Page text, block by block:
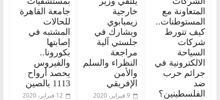
المتعاونة مع
المستوطنات..
كيف تتورط
شركات
السياحة
الالكترونية في
جرائم حرب
ضد
الفلسطينين؟
خارجية
زيمبابوي
ويشارك في
جلستي آلية
مراجعة
النظراء والسلم
والأمن
الإفريقي
9 فبراير، 2020
جامعة القاهرة
للحالات
المشتبه في
إصابتها
بكورونا..
والفيروس
يحصد أرواح
1113 بالصين
12 فبراير، 2020